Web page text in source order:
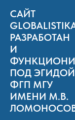
САЙТ
РАЗРАБОТАН
И
ПОД ЭГИДОЙ
ФГП МГУ
ИМЕНИ М.В.